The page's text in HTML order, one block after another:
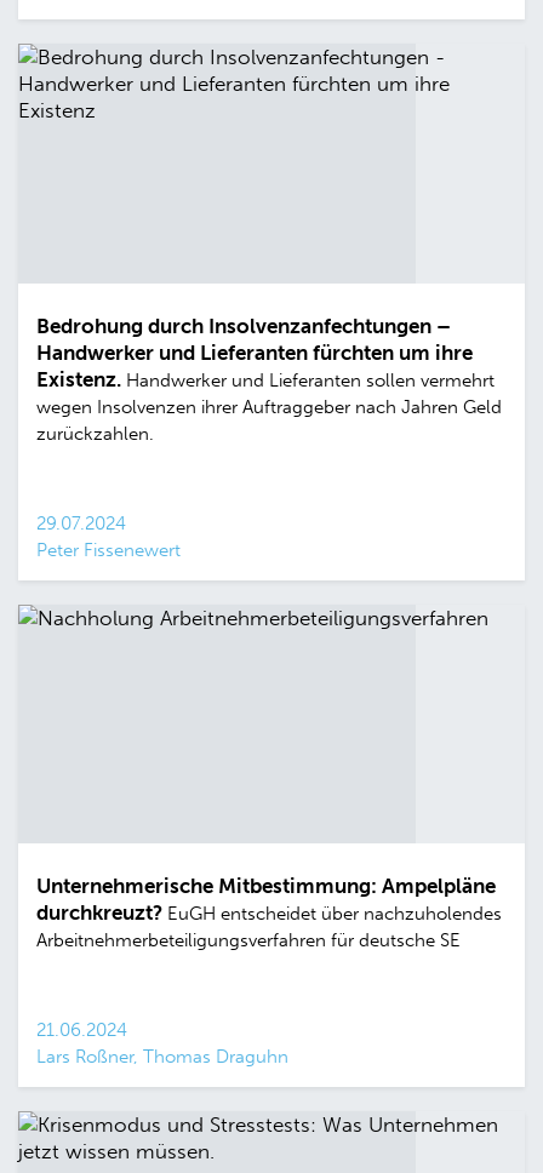
Bedrohung durch Insolvenzanfechtungen –
Handwerker und Lieferanten fürchten um ihre
Existenz. Handwerker und Lieferanten sollen vermehrt
wegen Insolvenzen ihrer Auftraggeber nach Jahren Geld
zurückzahlen.
29.07.2024
Peter Fissenewert
Unternehmerische Mitbestimmung: Ampelpläne
durchkreuzt? EuGH entscheidet über nachzuholendes
Arbeitnehmerbeteiligungsverfahren für deutsche SE
21.06.2024
Lars Roßner, Thomas Draguhn